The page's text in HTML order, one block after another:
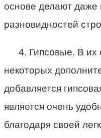
основе делают даже
разновидностей
4. Гипсовые. В их
некоторых
добавляется
является очень
благодаря своей